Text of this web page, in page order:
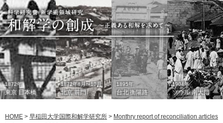
1872年
東京 日本橋
1872年8月〜10月
北京 前門
1895年
台北 衡陽路
1904年
ソウル 南大門
HOME > 早稲田大学国際和解学研究所 > Monthry report of reconciliation articles